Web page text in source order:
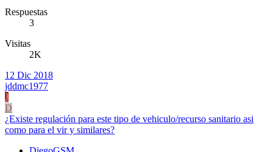
Respuestas
3
Visitas
2K
12 Dic 2018
jddmc1977
J
D
¿Existe regulación para este tipo de vehiculo/recurso sanitario asi
como para el vir y similares?